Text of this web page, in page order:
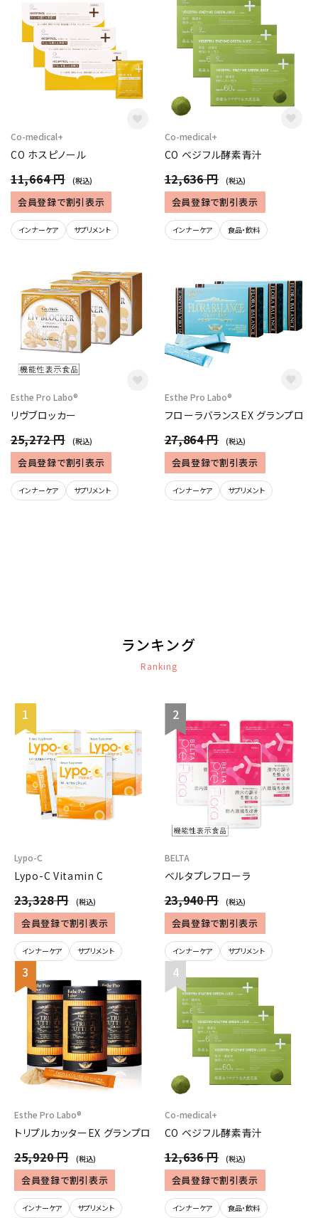
Co-medical+
CO ホスピノール
11,664 円 (税込)
会員登録で割引表示
インナーケア サプリメント
Co-medical+
CO ベジフル酵素青汁
12,636 円 (税込)
会員登録で割引表示
インナーケア 食品・飲料
Esthe Pro Labo®
リヴブロッカー
25,272 円 (税込)
会員登録で割引表示
インナーケア サプリメント
Esthe Pro Labo®
フローラバランスEX グランプロ
27,864 円 (税込)
会員登録で割引表示
インナーケア サプリメント
ランキング
Ranking
Lypo-C
Lypo-C Vitamin C
23,328 円 (税込)
会員登録で割引表示
インナーケア サプリメント
BELTA
ベルタプレフローラ
23,940 円 (税込)
会員登録で割引表示
インナーケア サプリメント
Esthe Pro Labo®
トリプルカッターEX グランプロ
25,920 円 (税込)
会員登録で割引表示
インナーケア サプリメント
Co-medical+
CO ベジフル酵素青汁
12,636 円 (税込)
会員登録で割引表示
インナーケア 食品・飲料